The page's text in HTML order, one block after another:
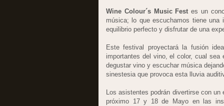
Wine Colour´s Music Festes un
música; lo que escuchamos tiene
equilibrio perfecto y disfrutar de una
Este festival proyectará la fusión
importantes del vino, el color, cual
degustar vino y escuchar música
sinestesia que provoca esta lluvia
Los asistentes podrán divertirse con
próximo 17 y 18 de Mayo en las